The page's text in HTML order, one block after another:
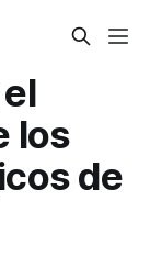
los
de